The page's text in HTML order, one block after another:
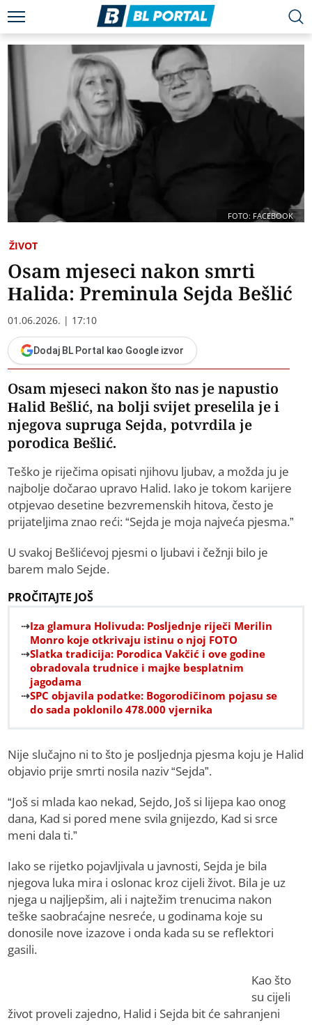
FOTO: FACEBOOK
ŽIVOT
Osam mjeseci nakon smrti
Halida: Preminula Sejda Bešlić
01.06.2026. | 17:10
Dodaj BL Portal kao Google izvor
Osam mjeseci nakon što nas je napustio
Halid Bešlić, na bolji svijet preselila je i
njegova supruga Sejda, potvrdila je
porodica Bešlić.
Teško je riječima opisati njihovu ljubav, a možda ju je
najbolje dočarao upravo Halid. Iako je tokom karijere
otpjevao desetine bezvremenskih hitova, često je
prijateljima znao reći: “Sejda je moja najveća pjesma.”
U svakoj Bešlićevoj pjesmi o ljubavi i čežnji bilo je
barem malo Sejde.
PROČITAJTE JOŠ
Iza glamura Holivuda: Posljednje riječi Merilin
Monro koje otkrivaju istinu o njoj FOTO
Slatka tradicija: Porodica Vakčić i ove godine
obradovala trudnice i majke besplatnim
jagodama
SPC objavila podatke: Bogorodičinom pojasu se
do sada poklonilo 478.000 vjernika
Nije slučajno ni to što je posljednja pjesma koju je Halid
objavio prije smrti nosila naziv “Sejda”.
“Još si mlada kao nekad, Sejdo, Još si lijepa kao onog
dana, Kad si pored mene svila gnijezdo, Kad si srce
meni dala ti.”
Iako se rijetko pojavljivala u javnosti, Sejda je bila
njegova luka mira i oslonac kroz cijeli život. Bila je uz
njega u najljepšim, ali i najtežim trenucima nakon
teške saobraćajne nesreće, u godinama koje su
donosile nove izazove i onda kada su se reflektori
gasili.
Kao što
su cijeli
život proveli zajedno, Halid i Sejda bit će sahranjeni